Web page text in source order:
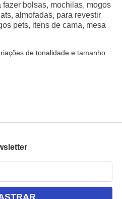
bolsas, mochilas, mogos
almofadas, para revestir
pets, itens de cama, mesa
de tonalidade e tamanho